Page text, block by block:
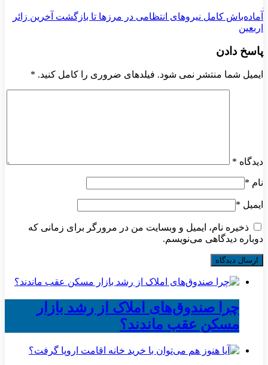
آماده‌باش کامل نیروهای انتظامی در مرزها تا بازگشت آخرین زائر
اربعین
پاسخ دادن
ایمیل شما منتشر نمی شود. فیلدهای ضروری را کامل کنید. *
دیدگاه *
نام *
ایمیل *
ذخیره نام، ایمیل و وبسایت من در مرورگر برای زمانی که
دوباره دیدگاهی می‌نویسم.
چرا صندوق‌های املاک از رشد بازار
مسکن عقب ماندند؟